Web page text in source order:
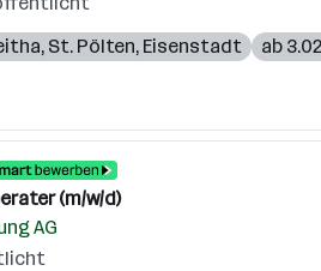
, St. Pölten, Eisenstadt ab
(m/w/d)
AG